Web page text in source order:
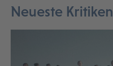
Neueste Kritiken